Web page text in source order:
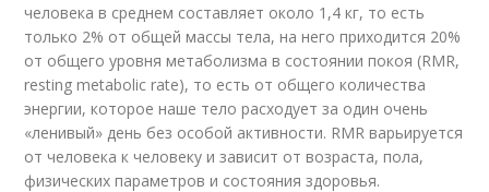
человека в среднем составляет около 1,4 кг, то есть
только 2% от общей массы тела, на него приходится 20%
от общего уровня метаболизма в состоянии покоя (RMR,
resting metabolic rate), то есть от общего количества
энергии, которое наше тело расходует за один очень
«ленивый» день без особой активности. RMR варьируется
от человека к человеку и зависит от возраста, пола,
физических параметров и состояния здоровья.